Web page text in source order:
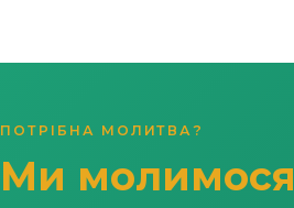
ПОТРІБНА МОЛИТВА?
Ми